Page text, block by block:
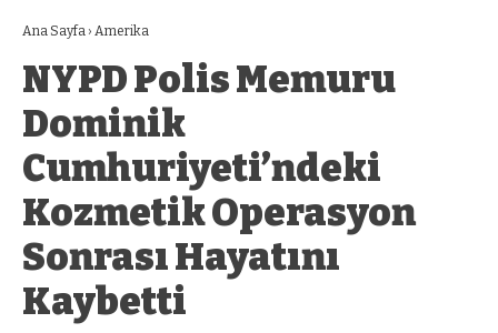
Ana Sayfa › Amerika
NYPD Polis Memuru
Dominik
Cumhuriyeti’ndeki
Kozmetik Operasyon
Sonrası Hayatını
Kaybetti